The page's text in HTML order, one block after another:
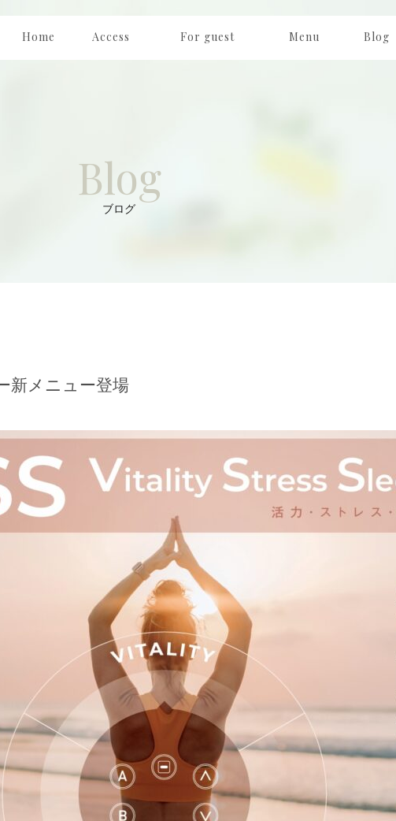
Home
Access
For guest
Menu
Blog
Blog
ブログ
新メニュー登場